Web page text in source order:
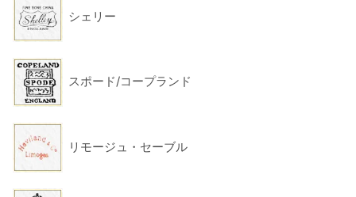
シェリー
スポード/コープランド
リモージュ・セーブル